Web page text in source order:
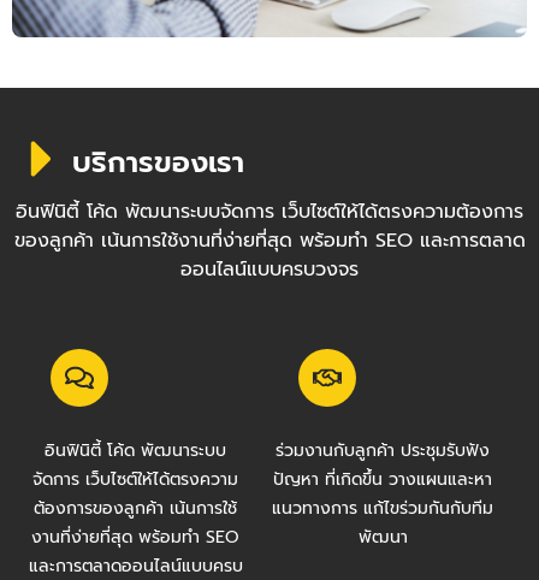
บริการของเรา
อินฟินิตี้ โค้ด พัฒนาระบบจัดการ เว็บไซต์ให้ได้ตรงความต้องการ
ของลูกค้า เน้นการใช้งานที่ง่ายที่สุด พร้อมทำ SEO และการตลาด
ออนไลน์แบบครบวงจร
อินฟินิตี้ โค้ด พัฒนาระบบ
จัดการ เว็บไซต์ให้ได้ตรงความ
ต้องการของลูกค้า เน้นการใช้
งานที่ง่ายที่สุด พร้อมทำ SEO
และการตลาดออนไลน์แบบครบ
ร่วมงานกับลูกค้า ประชุมรับฟัง
ปัญหา ที่เกิดขึ้น วางแผนและหา
แนวทางการ แก้ไขร่วมกันกับทีม
พัฒนา